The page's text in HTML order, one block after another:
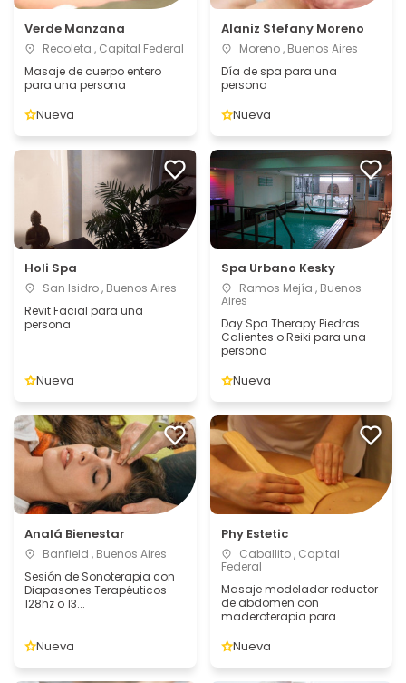
Verde Manzana
Recoleta , Capital Federal
Masaje de cuerpo entero
para una persona
Nueva
Alaniz Stefany Moreno
Moreno , Buenos Aires
Día de spa para una
persona
Nueva
Holi Spa
San Isidro , Buenos Aires
Revit Facial para una
persona
Nueva
Spa Urbano Kesky
Ramos Mejía , Buenos
Aires
Day Spa Therapy Piedras
Calientes o Reiki para una
persona
Nueva
Analá Bienestar
Banfield , Buenos Aires
Sesión de Sonoterapia con
Diapasones Terapéuticos
128hz o 13...
Nueva
Phy Estetic
Caballito , Capital
Federal
Masaje modelador reductor
de abdomen con
maderoterapia para...
Nueva